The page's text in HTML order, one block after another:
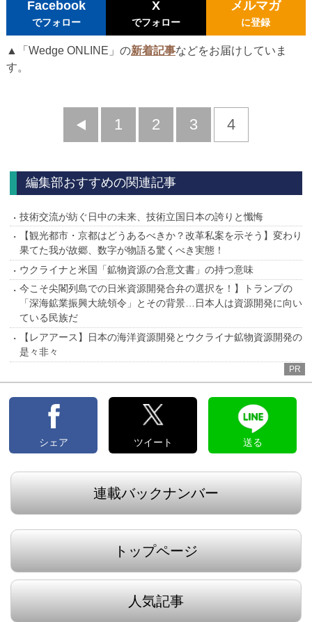
Facebook
でフォロー
X
でフォロー
メルマガ
に登録
▲「Wedge ONLINE」の新着記事などをお届けしていま
す。
前
1 2 3 4
編集部おすすめの関連記事
技術交流が紡ぐ日中の未来、技術立国日本の誇りと懺悔
【観光都市・京都はどうあるべきか？改革私案を示そう】変わり
果てた我が故郷、数字が物語る驚くべき実態！
ウクライナと米国「鉱物資源の合意文書」の持つ意味
今こそ尖閣列島での日米資源開発合弁の選択を！】トランプの
「深海鉱業振興大統領令」とその背景…日本人は資源開発に向い
ている民族だ
【レアアース】日本の海洋資源開発とウクライナ鉱物資源開発の
是々非々
PR
シェア ツイート 送る
連載バックナンバー
トップページ
人気記事